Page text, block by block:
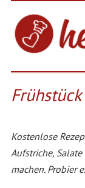
Kostenlose
Aufstriche,
machen. Probier